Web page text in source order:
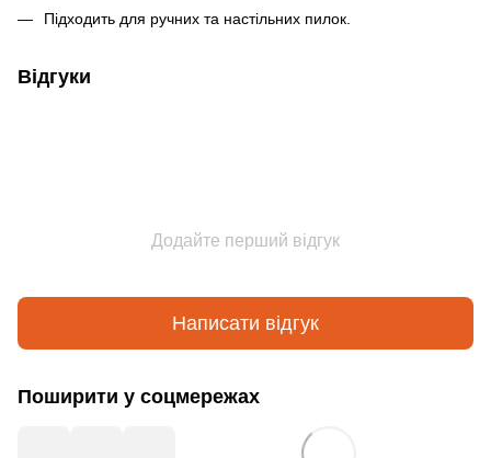
Підходить для ручних та настільних пилок.
Відгуки
Додайте перший відгук
Написати відгук
Поширити у соцмережах